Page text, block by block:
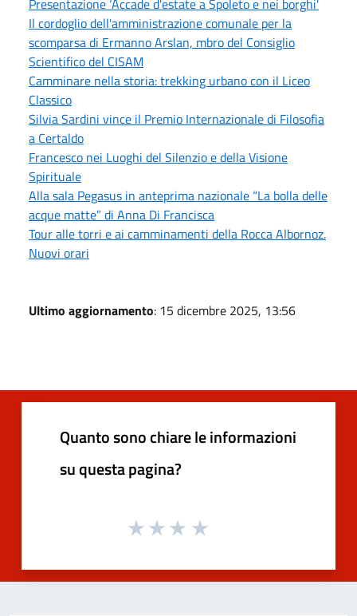
Il cordoglio dell'amministrazione comunale per la
scomparsa di Ermanno Arslan, mbro del Consiglio
Scientifico del CISAM
Camminare nella storia: trekking urbano con il Liceo
Classico
Silvia Sardini vince il Premio Internazionale di Filosofia
a Certaldo
Francesco nei Luoghi del Silenzio e della Visione
Spirituale
Alla sala Pegasus in anteprima nazionale “La bolla delle
acque matte” di Anna Di Francisca
Tour alle torri e ai camminamenti della Rocca Albornoz.
Nuovi orari
Ultimo aggiornamento: 15 dicembre 2025, 13:56
Quanto sono chiare le informazioni
su questa pagina?